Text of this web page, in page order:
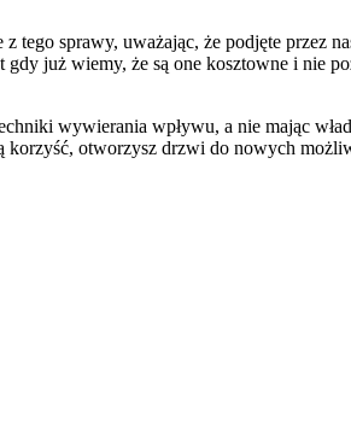
sprawy, uważając, że podjęte przez
już wiemy, że są one kosztowne i nie
wywierania wpływu, a nie mając
korzyść, otworzysz drzwi do nowych